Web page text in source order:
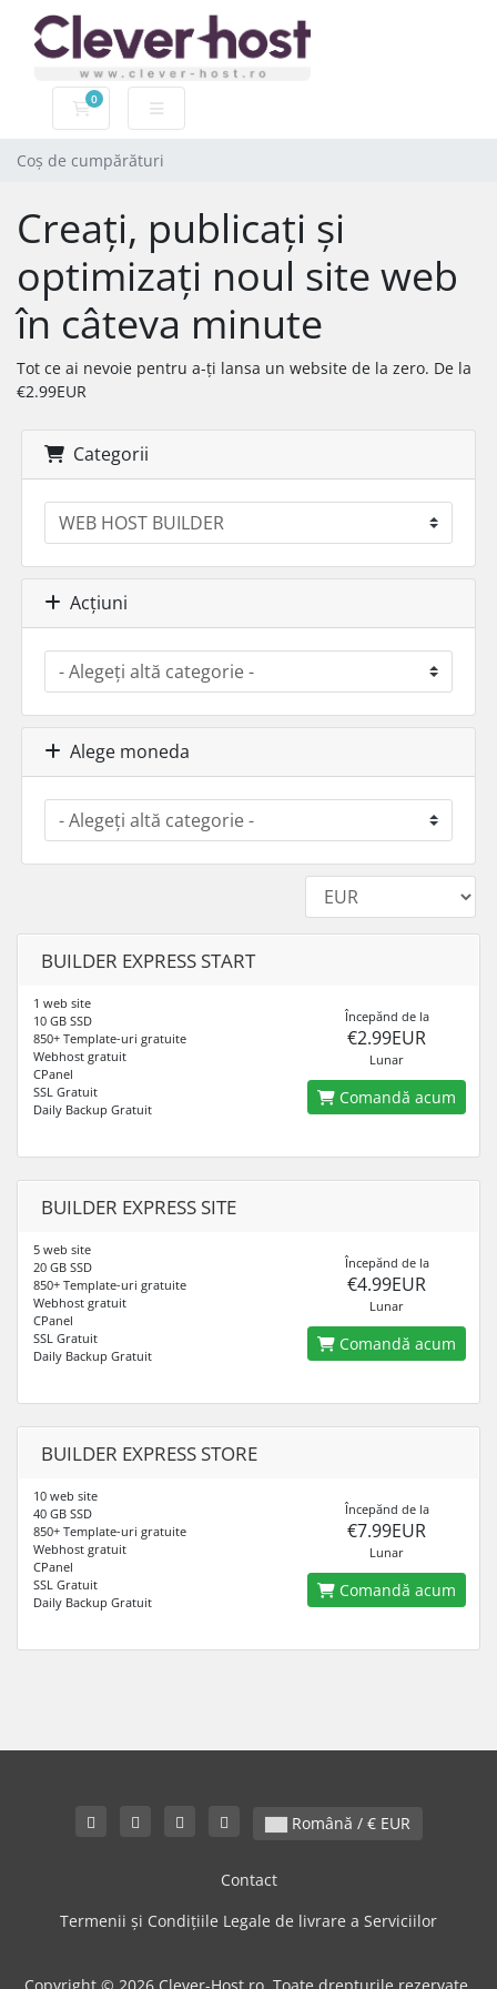
0
Coș de cumpărături
Coș de cumpărături
Creați, publicați și
optimizați noul site web
în câteva minute
Tot ce ai nevoie pentru a-ți lansa un website de la zero. De la
€2.99EUR
Categorii
Acțiuni
Alege moneda
BUILDER EXPRESS START
1 web site
10 GB SSD
850+ Template-uri gratuite
Webhost gratuit
CPanel
SSL Gratuit
Daily Backup Gratuit
Începănd de la
€2.99EUR
Lunar
Comandă acum
BUILDER EXPRESS SITE
5 web site
20 GB SSD
850+ Template-uri gratuite
Webhost gratuit
CPanel
SSL Gratuit
Daily Backup Gratuit
Începănd de la
€4.99EUR
Lunar
Comandă acum
BUILDER EXPRESS STORE
10 web site
40 GB SSD
850+ Template-uri gratuite
Webhost gratuit
CPanel
SSL Gratuit
Daily Backup Gratuit
Începănd de la
€7.99EUR
Lunar
Comandă acum
Română / € EUR
Contact
Termenii și Condițiile Legale de livrare a Serviciilor